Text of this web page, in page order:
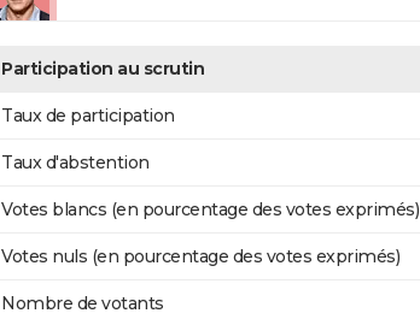
Participation au scrutin
Taux de participation
Taux d'abstention
Votes blancs (en pourcentage des votes exprimés)
Votes nuls (en pourcentage des votes exprimés)
Nombre de votants